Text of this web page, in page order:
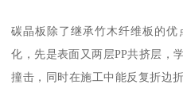
碳晶板除了继承竹木纤维板的
化，先是表面又两层PP共挤层，
撞击，同时在施工中能反复折边